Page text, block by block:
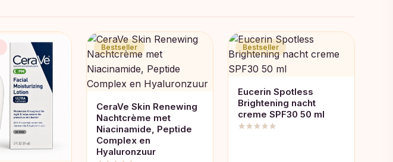
Bestseller
CeraVe Skin Renewing
Nachtcrème met
Niacinamide, Peptide
Complex en
Hyaluronzuur
Bestseller
Eucerin Spotless
Brightening nacht
creme SPF30 50 ml